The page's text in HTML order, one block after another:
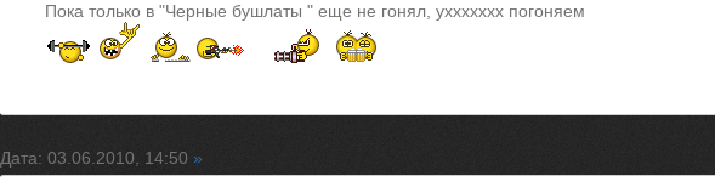
Пока только в "Черные бушлаты " еще не гонял, уххххххх погоняем
Дата: 03.06.2010, 14:50 »